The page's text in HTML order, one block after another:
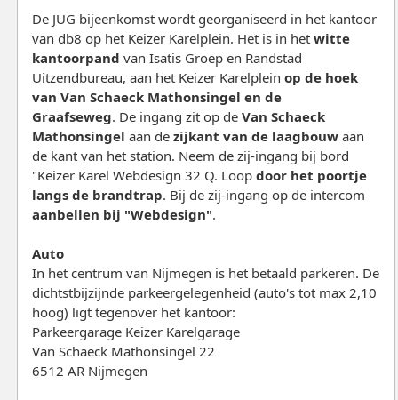
De JUG bijeenkomst wordt georganiseerd in het kantoor
van db8 op het Keizer Karelplein. Het is in het witte
kantoorpand van Isatis Groep en Randstad
Uitzendbureau, aan het Keizer Karelplein op de hoek
van Van Schaeck Mathonsingel en de
Graafseweg. De ingang zit op de Van Schaeck
Mathonsingel aan de zijkant van de laagbouw aan
de kant van het station. Neem de zij-ingang bij bord
"Keizer Karel Webdesign 32 Q. Loop door het poortje
langs de brandtrap. Bij de zij-ingang op de intercom
aanbellen bij "Webdesign".
Auto
In het centrum van Nijmegen is het betaald parkeren. De
dichtstbijzijnde parkeergelegenheid (auto's tot max 2,10
hoog) ligt tegenover het kantoor:
Parkeergarage Keizer Karelgarage
Van Schaeck Mathonsingel 22
6512 AR Nijmegen